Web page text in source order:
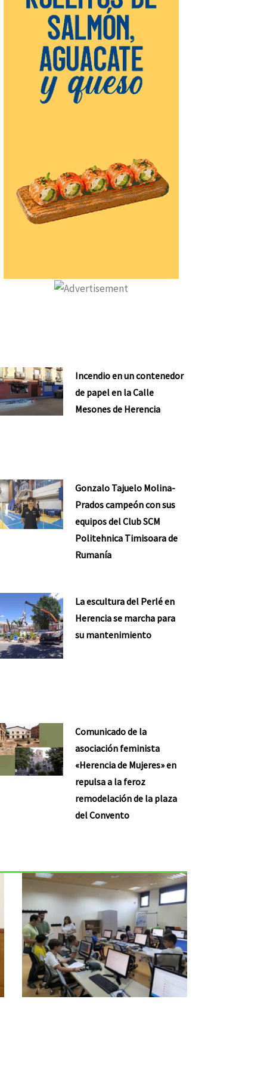
Incendio en un contenedor
de papel en la Calle
Mesones de Herencia
Gonzalo Tajuelo Molina-
Prados campeón con sus
equipos del Club SCM
Politehnica Timisoara de
Rumanía
La escultura del Perlé en
Herencia se marcha para
su mantenimiento
Comunicado de la
asociación feminista
«Herencia de Mujeres» en
repulsa a la feroz
remodelación de la plaza
del Convento